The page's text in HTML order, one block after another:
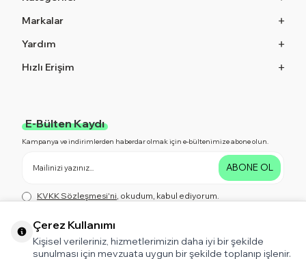
Markalar
Yardım
Hızlı Erişim
E-Bülten Kaydı
Kampanya ve indirimlerden haberdar olmak için e-bültenimize abone olun.
ABONE OL
KVKK Sözleşmesi'ni , okudum, kabul ediyorum.
Bizi Takip Edin!
Çerez Kullanımı
Kişisel verileriniz, hizmetlerimizin daha iyi bir şekilde
sunulması için mevzuata uygun bir şekilde toplanıp işlenir.